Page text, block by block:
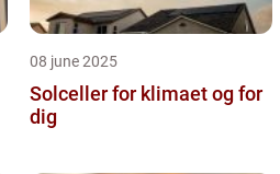
08 june 2025
Solceller for klimaet og for
dig